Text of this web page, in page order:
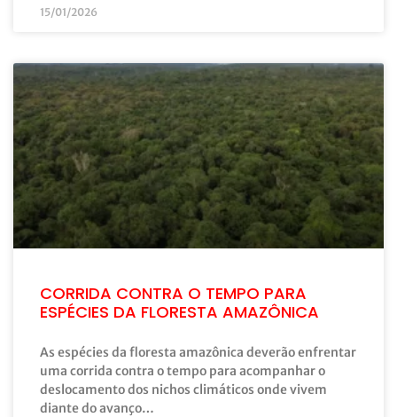
15/01/2026
CORRIDA CONTRA O TEMPO PARA
ESPÉCIES DA FLORESTA AMAZÔNICA
As espécies da floresta amazônica deverão enfrentar
uma corrida contra o tempo para acompanhar o
deslocamento dos nichos climáticos onde vivem
diante do avanço…